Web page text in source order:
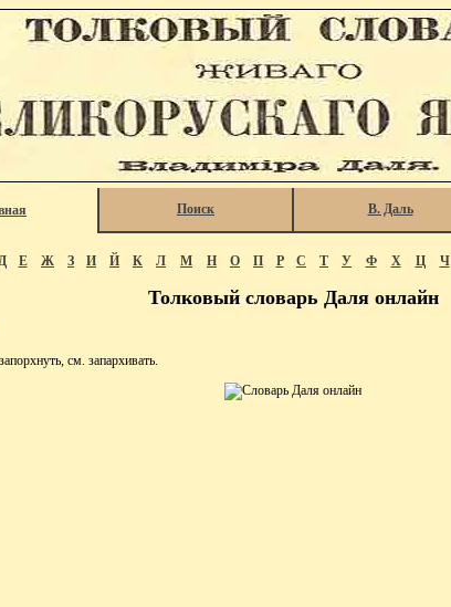
Поиск В. Даль
Е Ж З И Й К Л М Н О П Р С Т У Ф Х Ц Ч
Толковый словарь Даля онлайн
см. запархивать.